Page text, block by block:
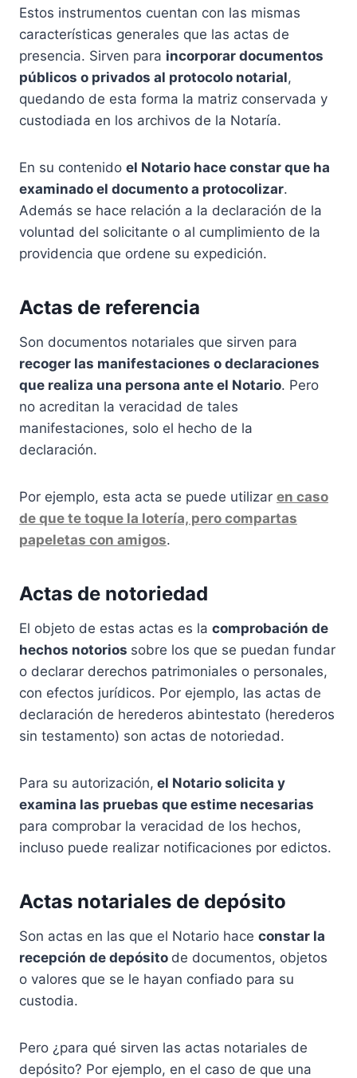
Estos instrumentos cuentan con las mismas
características generales que las actas de
presencia. Sirven para incorporar documentos
públicos o privados al protocolo notarial,
quedando de esta forma la matriz conservada y
custodiada en los archivos de la Notaría.
En su contenido el Notario hace constar que ha
examinado el documento a protocolizar.
Además se hace relación a la declaración de la
voluntad del solicitante o al cumplimiento de la
providencia que ordene su expedición.
Actas de referencia
Son documentos notariales que sirven para
recoger las manifestaciones o declaraciones
que realiza una persona ante el Notario. Pero
no acreditan la veracidad de tales
manifestaciones, solo el hecho de la
declaración.
Por ejemplo, esta acta se puede utilizar en caso
de que te toque la lotería, pero compartas
papeletas con amigos.
Actas de notoriedad
El objeto de estas actas es la comprobación de
hechos notorios sobre los que se puedan fundar
o declarar derechos patrimoniales o personales,
con efectos jurídicos. Por ejemplo, las actas de
declaración de herederos abintestato (herederos
sin testamento) son actas de notoriedad.
Para su autorización, el Notario solicita y
examina las pruebas que estime necesarias
para comprobar la veracidad de los hechos,
incluso puede realizar notificaciones por edictos.
Actas notariales de depósito
Son actas en las que el Notario hace constar la
recepción de depósito de documentos, objetos
o valores que se le hayan confiado para su
custodia.
Pero ¿para qué sirven las actas notariales de
depósito? Por ejemplo, en el caso de que una